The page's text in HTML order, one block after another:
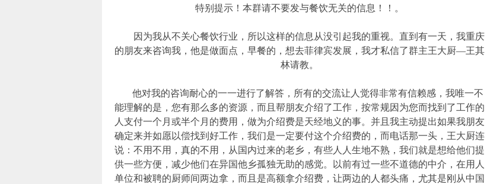
特别提示！本群请不要发与餐饮无关的信息！！。
因为我从不关心餐饮行业，所以这样的信息从没引起我的重视。直到有一天，我重庆
的朋友来咨询我，他是做面点，早餐的，想去菲律宾发展，我才私信了群主王大厨—王其
林请教。
他对我的咨询耐心的一一进行了解答，所有的交流让人觉得非常有信赖感，我唯一不
能理解的是，您有那么多的资源，而且帮朋友介绍了工作，按常规因为您而找到了工作的
人支付一个月或半个月的费用，做为介绍费是天经地义的事。并且我主动提出如果我朋友
确定来并如愿以偿找到好工作，我们是一定要付这个介绍费的，而电话那一头，王大厨连
说：不用不用，真的不用，从国内过来的老乡，有些人人生地不熟，我们就是想给他们提
供一些方便，减少他们在异国他乡孤独无助的感觉。以前有过一些不道德的中介，在用人
单位和被聘的厨师间两边拿，而且是高额拿介绍费，让两边的人都头痛，尤其是刚从中国